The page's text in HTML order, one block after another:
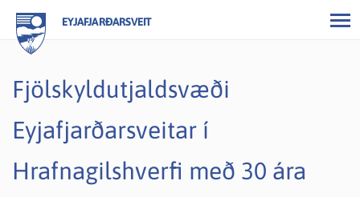
EYJAFJARÐARSVEIT
Fjölskyldutjaldsvæði
Eyjafjarðarsveitar í
Hrafnagilshverfi með 30 ára